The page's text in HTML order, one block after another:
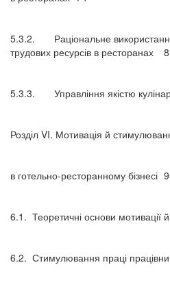
5.3.2.
Раціональне
трудових ресурсів в ресторанах
5.3.3. Управління якістю
Розділ VI. Мотивація й
в готельно-ресторанному бізнесі
6.1. Теоретичні основи мотивації
6.2. Стимулювання праці